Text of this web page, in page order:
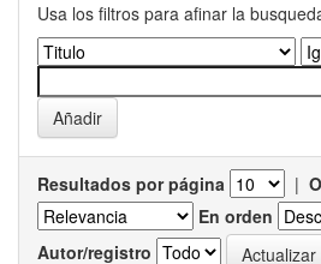
Usa los filtros para afinar la
Resultados por página |
En orden
Autor/registro